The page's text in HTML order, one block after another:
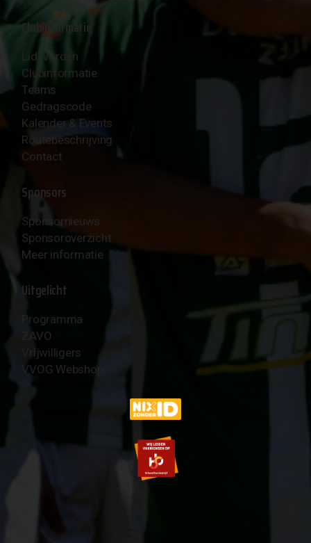
Clubinformatie
Lid worden
Clubinformatie
Teams
Gedragscode
Kalender & Events
Routebeschrijving
Contact
Sponsors
Sponsornieuws
Sponsoroverzicht
Meer informatie
Uitgelicht
Programma
ZAVO
Vrijwilligers
VVOG Webshop